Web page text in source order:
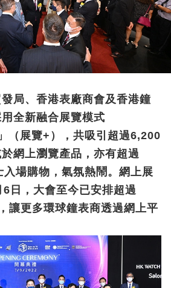
局、香港表廠商會及香港鐘
全新融合展覽模式
（展覽+），共吸引超過6,200
網上瀏覽產品，亦有超過
場購物，氣氛熱鬧。網上展
日，大會至今已安排超過
讓更多環球鐘表商透過網上平